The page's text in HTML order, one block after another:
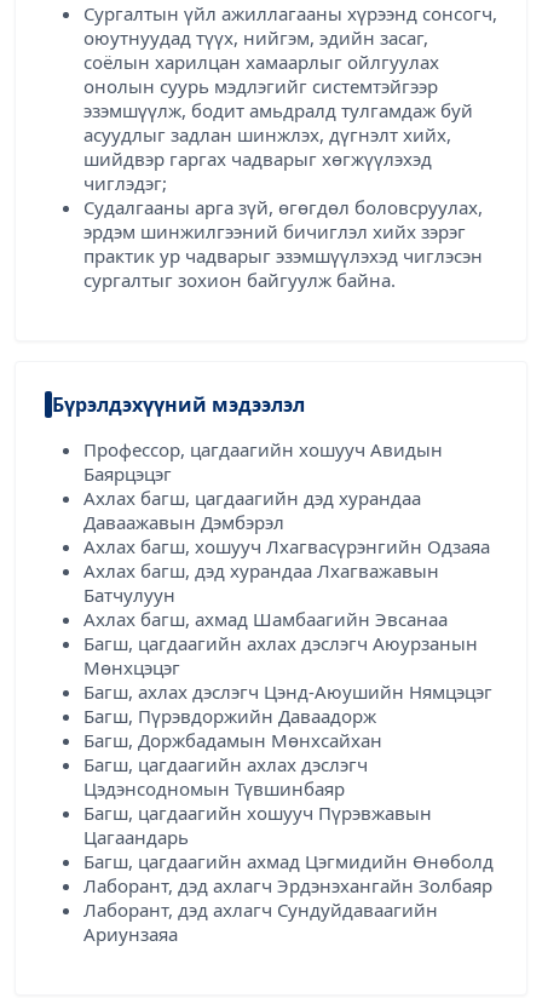
Сургалтын үйл ажиллагааны хүрээнд сонсогч,
оюутнуудад түүх, нийгэм, эдийн засаг,
соёлын харилцан хамаарлыг ойлгуулах
онолын суурь мэдлэгийг системтэйгээр
эзэмшүүлж, бодит амьдралд тулгамдаж буй
асуудлыг задлан шинжлэх, дүгнэлт хийх,
шийдвэр гаргах чадварыг хөгжүүлэхэд
чиглэдэг;
Судалгааны арга зүй, өгөгдөл боловсруулах,
эрдэм шинжилгээний бичиглэл хийх зэрэг
практик ур чадварыг эзэмшүүлэхэд чиглэсэн
сургалтыг зохион байгуулж байна.
Бүрэлдэхүүний мэдээлэл
Профессор, цагдаагийн хошууч Авидын
Баярцэцэг
Ахлах багш, цагдаагийн дэд хурандаа
Даваажавын Дэмбэрэл
Ахлах багш, хошууч Лхагвасүрэнгийн Одзаяа
Ахлах багш, дэд хурандаа Лхагважавын
Батчулуун
Ахлах багш, ахмад Шамбаагийн Эвсанаа
Багш, цагдаагийн ахлах дэслэгч Аюурзанын
Мөнхцэцэг
Багш, ахлах дэслэгч Цэнд-Аюушийн Нямцэцэг
Багш, Пүрэвдоржийн Даваадорж
Багш, Доржбадамын Мөнхсайхан
Багш, цагдаагийн ахлах дэслэгч
Цэдэнсодномын Түвшинбаяр
Багш, цагдаагийн хошууч Пүрэвжавын
Цагаандарь
Багш, цагдаагийн ахмад Цэгмидийн Өнөболд
Лаборант, дэд ахлагч Эрдэнэхангайн Золбаяр
Лаборант, дэд ахлагч Сундуйдаваагийн
Ариунзаяа